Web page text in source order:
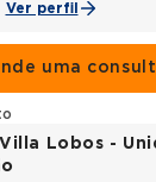
Ver perfil
uma
Lobos -